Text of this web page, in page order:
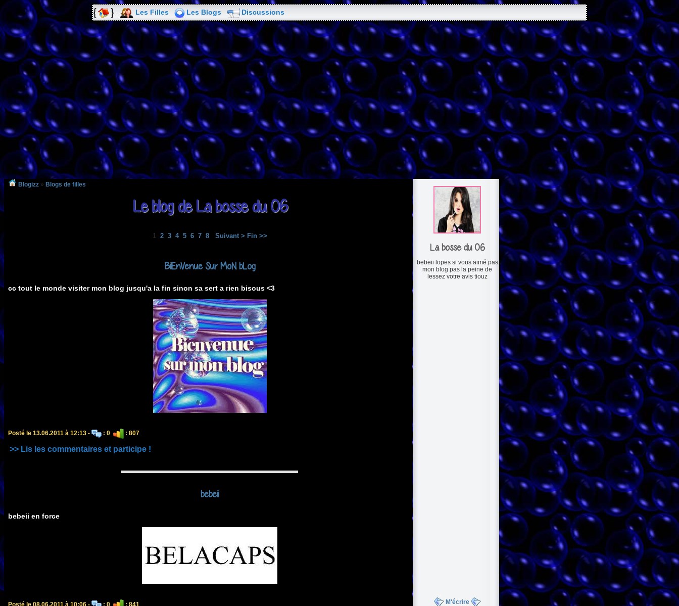
Les Filles Les Blogs Discussions
Blogizz » Blogs de filles
Le blog de La bosse du 06
1 2 3 4 5 6 7 8 Suivant > Fin >>
BiEnVenue Sur MoN bLog
cc tout le monde visiter mon blog jusqu'a la fin sinon sa sert a rien bisous <3
Posté le 13.06.2011 à 12:13 - : 0 : 807
>> Lis les commentaires et participe !
bebeii
bebeii en force
Posté le 08.06.2011 à 10:06 - : 0 : 841
La bosse du 06
bebeii lopes si vous aimé pas
mon blog pas la peine de
lessez votre avis tiouz
M'écrire